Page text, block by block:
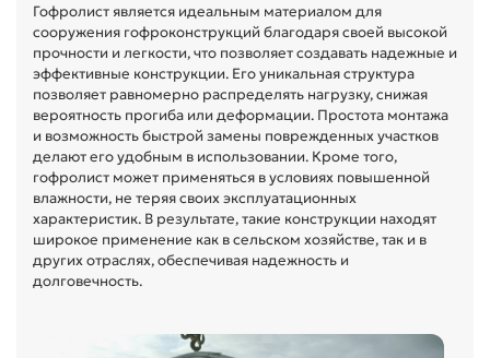
Гофролист является идеальным материалом для
сооружения гофроконструкций благодаря своей высокой
прочности и легкости, что позволяет создавать надежные и
эффективные конструкции. Его уникальная структура
позволяет равномерно распределять нагрузку, снижая
вероятность прогиба или деформации. Простота монтажа
и возможность быстрой замены поврежденных участков
делают его удобным в использовании. Кроме того,
гофролист может применяться в условиях повышенной
влажности, не теряя своих эксплуатационных
характеристик. В результате, такие конструкции находят
широкое применение как в сельском хозяйстве, так и в
других отраслях, обеспечивая надежность и
долговечность.